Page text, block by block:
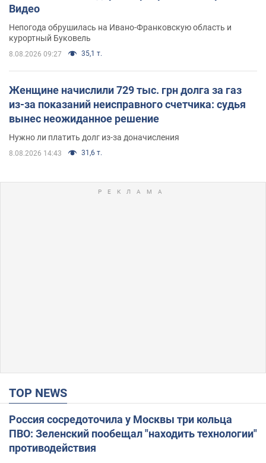
Видео
Непогода обрушилась на Ивано-Франковскую область и
курортный Буковель
8.08.2026 09:27 35,1 т.
Женщине начислили 729 тыс. грн долга за газ
из-за показаний неисправного счетчика: судья
вынес неожиданное решение
Нужно ли платить долг из-за доначисления
8.08.2026 14:43 31,6 т.
TOP NEWS
Россия сосредоточила у Москвы три кольца
ПВО: Зеленский пообещал "находить технологии"
противодействия